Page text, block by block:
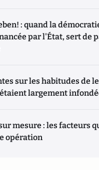
: quand la
par l'État, sert de
sur les habitudes de
largement
mesure : les facteurs
opération